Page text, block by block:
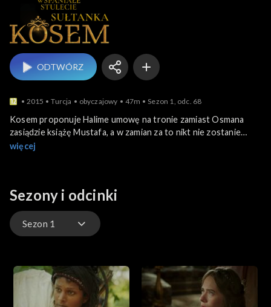
ODTWÓRZ
2015 Turcja obyczajowy 47m Sezon 1, odc. 68
Kosem proponuje Halime umowę na tronie zamiast Osmana
zasiądzie książę Mustafa, a w zamian za to nikt nie zostanie
stracony. Osman nie może się pogodzić z decyzją macochy i ma
więcej
Sezony i odcinki
Sezon 1
Sezon 2